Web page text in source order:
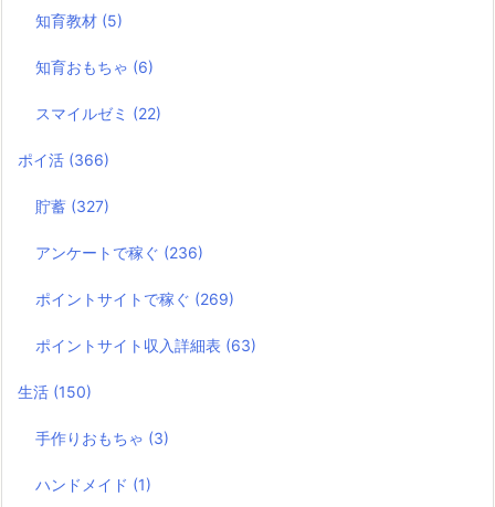
知育教材 (5)
知育おもちゃ (6)
スマイルゼミ (22)
ポイ活 (366)
貯蓄 (327)
アンケートで稼ぐ (236)
ポイントサイトで稼ぐ (269)
ポイントサイト収入詳細表 (63)
生活 (150)
手作りおもちゃ (3)
ハンドメイド (1)